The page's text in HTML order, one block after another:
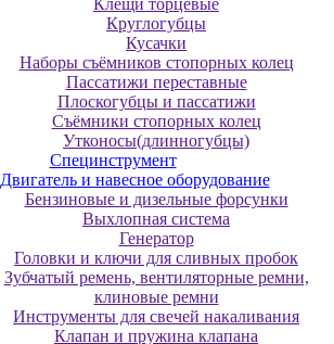
Клещи торцевые
Круглогубцы
Кусачки
Наборы съёмников стопорных колец
Пассатижи переставные
Плоскогубцы и пассатижи
Съёмники стопорных колец
Утконосы(длинногубцы)
Специнструмент
Двигатель и навесное оборудование
Бензиновые и дизельные форсунки
Выхлопная система
Генератор
Головки и ключи для сливных пробок
Зубчатый ремень, вентиляторные ремни,
клиновые ремни
Инструменты для свечей накаливания
Клапан и пружина клапана